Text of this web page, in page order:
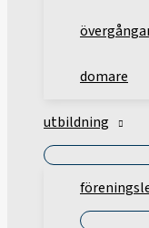
domare
utbildning